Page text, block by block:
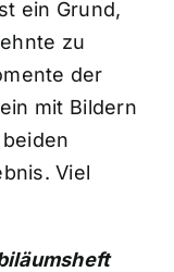
ein Grund,
zu
der
mit Bildern
Viel